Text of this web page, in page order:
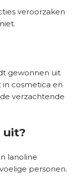
veroorzaken
gewonnen uit
cosmetica en
verzachtende
uit?
lanoline
personen.